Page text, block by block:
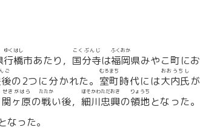
行橋
ゆくはし
市あたり， 国分寺
こくぶんじ
は福岡
ふくおか
県みやこ町にお
ご
の2つに分かれた。 室町
むろまち
時代には大内氏
おおうちし
が
関ヶ原
せきがはら
の戦
たたか
い後， 細川忠興
ほそかわただおき
の領地
りょうち
となった。
なった。